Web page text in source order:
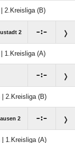
2.Kreisliga (B)
2 :
1.Kreisliga (A)
:
| 2.Kreisliga (B)
2 :
| 1.Kreisliga (A)